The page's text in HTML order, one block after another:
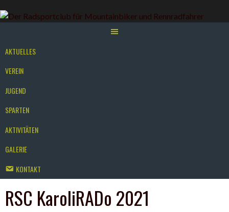
zum
AKTUELLES
VEREIN
JUGEND
SPARTEN
AKTIVITÄTEN
GALERIE
KONTAKT
RSC KaroliRADo 2021